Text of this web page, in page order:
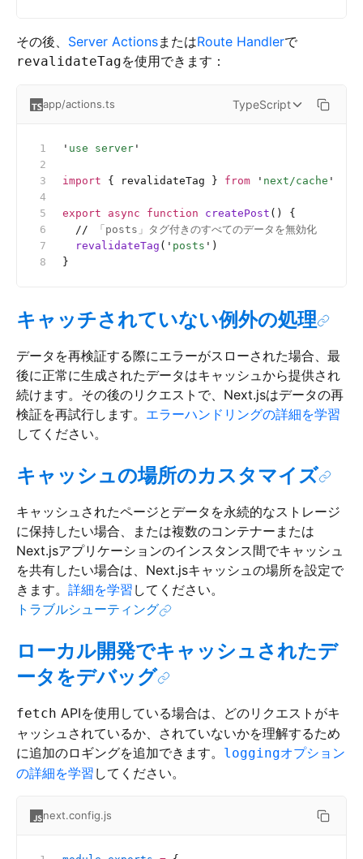
その後、 Server ActionsまたはRoute Handlerで
revalidateTagを使用できます：
app/actions.ts TypeScript
' use server '
import { revalidateTag } from ' next/cache '
export async function createPost () {
  //
「posts」タグ付きのすべてのデータを無効化
  revalidateTag
( ' posts ' )
}
キャッチされていない例外の処理
データを再検証する際にエラーがスローされた場合、最
後に正常に生成されたデータはキャッシュから提供され
続けます。その後のリクエストで、Next.jsはデータの再
検証を再試行します。 エラーハンドリングの詳細を学習
してください。
キャッシュの場所のカスタマイズ
キャッシュされたページとデータを永続的なストレージ
に保持したい場合、または複数のコンテナーまたは
Next.jsアプリケーションのインスタンス間でキャッシュ
を共有したい場合は、Next.jsキャッシュの場所を設定で
きます。 詳細を学習 してください。
トラブルシューティング
ローカル開発でキャッシュされたデ
ータをデバッグ
fetch APIを使用している場合は、どのリクエストがキ
ャッシュされているか、されていないかを理解するため
に追加のロギングを追加できます。 loggingオプション
の詳細を学習 してください。
next.config.js